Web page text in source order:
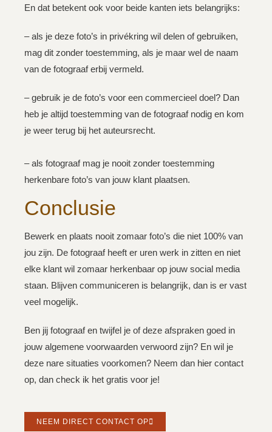
En dat betekent ook voor beide kanten iets belangrijks:
– als je deze foto’s in privékring wil delen of gebruiken,
mag dit zonder toestemming, als je maar wel de naam
van de fotograaf erbij vermeld.
– gebruik je de foto’s voor een commercieel doel? Dan
heb je altijd toestemming van de fotograaf nodig en kom
je weer terug bij het auteursrecht.⁣
– als fotograaf mag je nooit zonder toestemming
herkenbare foto’s van jouw klant plaatsen.
Conclusie
Bewerk en plaats nooit zomaar foto’s die niet 100% van
jou zijn. De fotograaf heeft er uren werk in zitten en niet
elke klant wil zomaar herkenbaar op jouw social media
staan. Blijven communiceren is belangrijk, dan is er vast
veel mogelijk.
Ben jij fotograaf en twijfel je of deze afspraken goed in
jouw algemene voorwaarden verwoord zijn? En wil je
deze nare situaties voorkomen? Neem dan hier contact
op, dan check ik het gratis voor je!
NEEM DIRECT CONTACT OP